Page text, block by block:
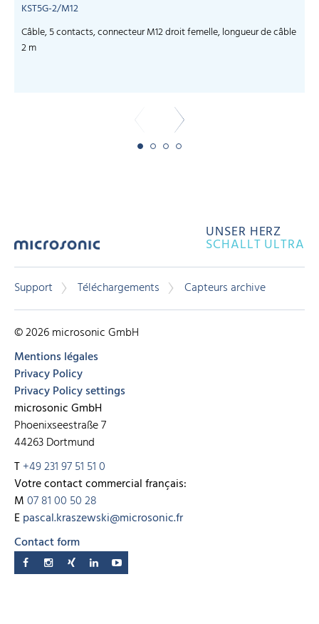
KST5G-2/M12
Câble, 5 contacts, connecteur M12 droit femelle, longueur de câble
2 m
UNSER HERZ
SCHALLT ULTRA
Support Téléchargements Capteurs archive
© 2026 microsonic GmbH
Mentions légales
Privacy Policy
Privacy Policy settings
microsonic GmbH
Phoenixseestraße 7
44263 Dortmund
T+49 231 97 51 51 0
Votre contact commercial français:
M07 81 00 50 28
Epascal.kraszewski@microsonic.fr
Contact form